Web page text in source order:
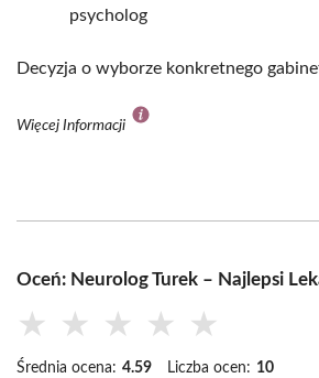
psycholog
Decyzja o wyborze konkretnego
Więcej Informacji
Oceń: Neurolog Turek – Najlepsi
★ ★ ★ ★ ★
Średnia ocena: 4.59 Liczba ocen: 10